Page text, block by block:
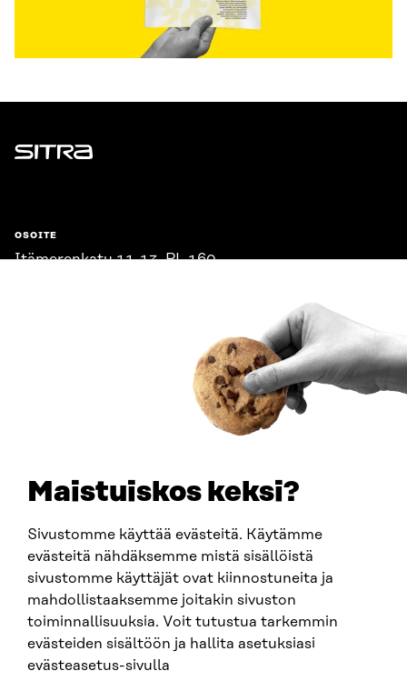
Maistuiskos keksi?
Sivustomme käyttää evästeitä. Käytämme
evästeitä nähdäksemme mistä sisällöistä
sivustomme käyttäjät ovat kiinnostuneita ja
mahdollistaaksemme joitakin sivuston
toiminnallisuuksia. Voit tutustua tarkemmin
evästeiden sisältöön ja hallita asetuksiasi
evästeasetus-sivulla
Sitra
OSOITE
Itämerenkatu 11-13, PL 160,
SITRA SOSIAALISESSA MEDIASSA
LinkedIn
Instagram
YouTube